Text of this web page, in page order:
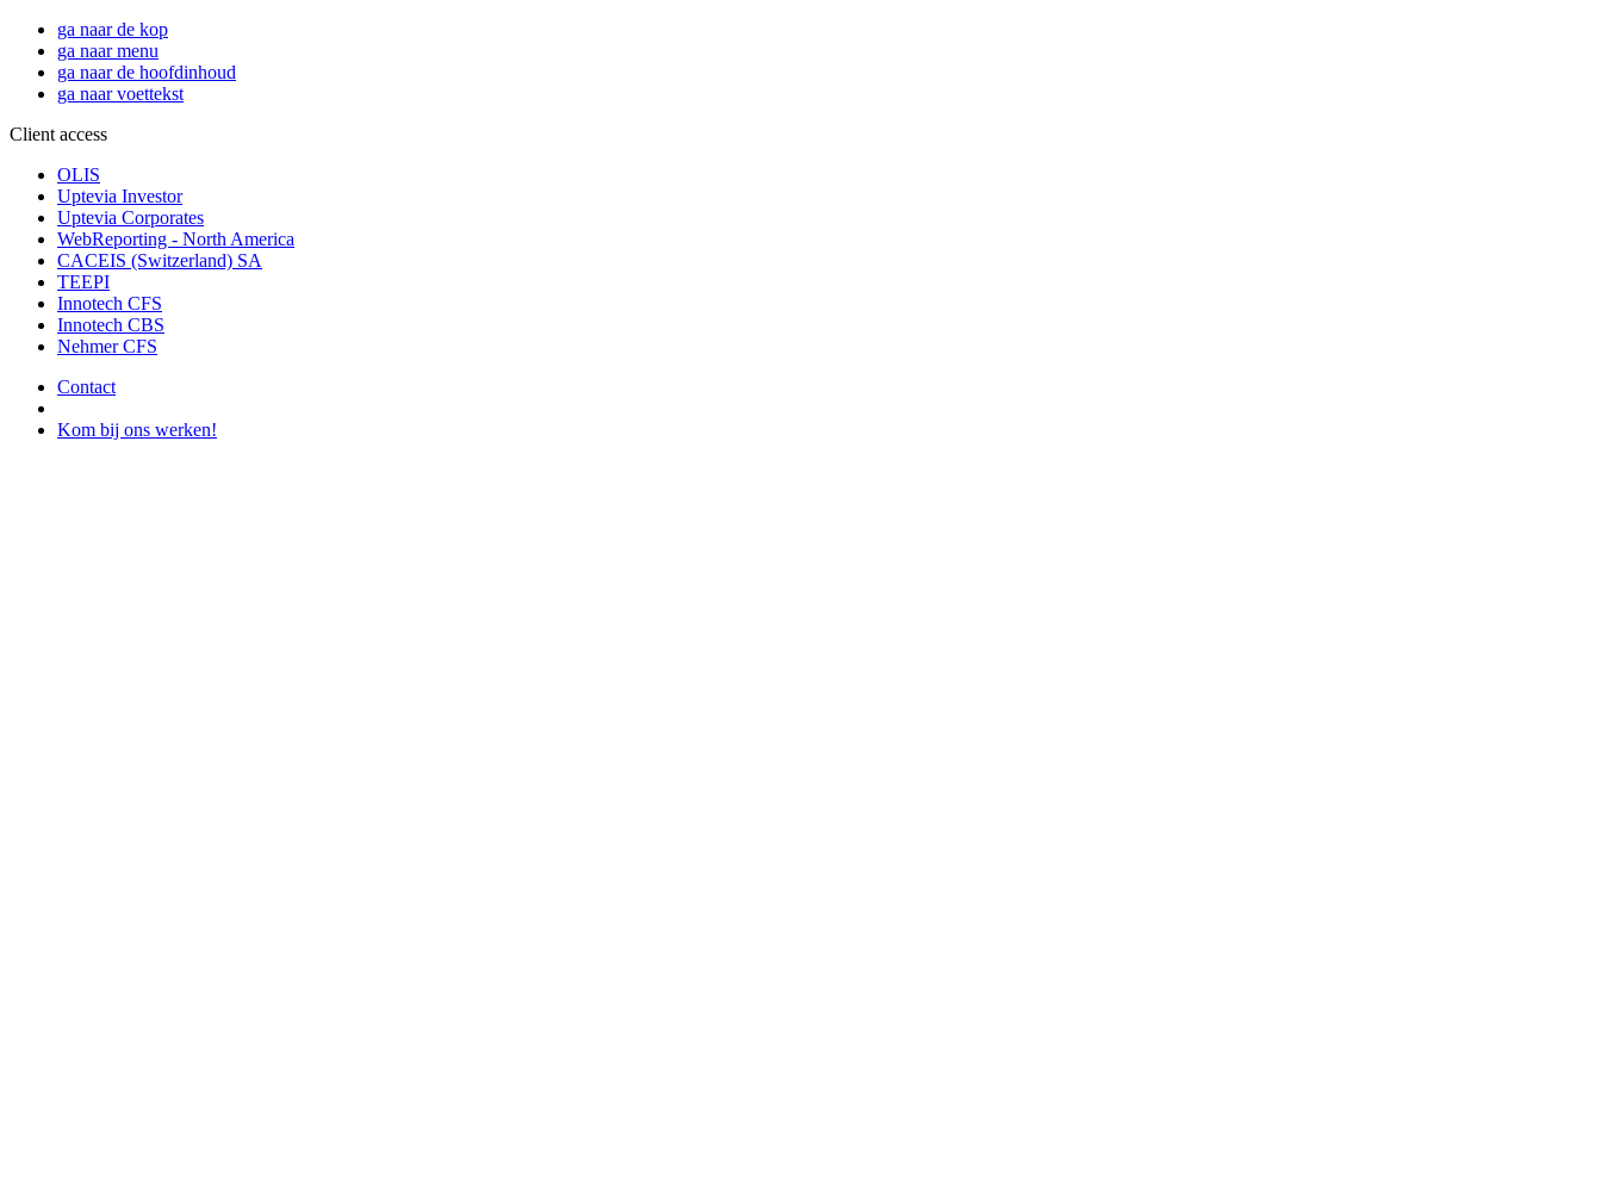
ga naar de kop
ga naar menu
ga naar de hoofdinhoud
ga naar voettekst
Client access
OLIS
Uptevia Investor
Uptevia Corporates
WebReporting - North America
CACEIS (Switzerland) SA
TEEPI
Innotech CFS
Innotech CBS
Nehmer CFS
Contact
Kom bij ons werken!